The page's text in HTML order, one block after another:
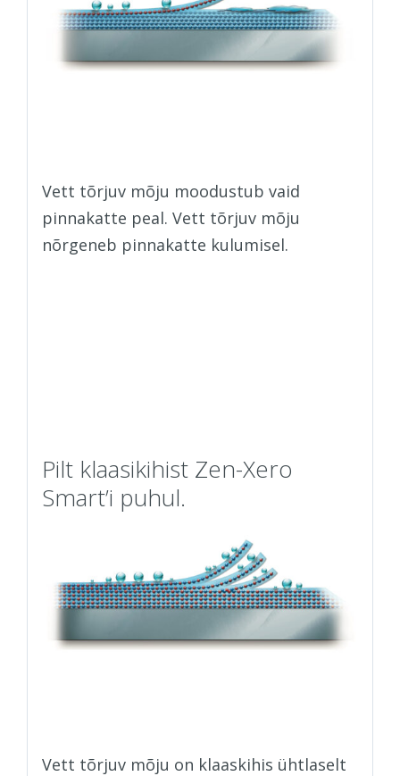
Vett tõrjuv mõju moodustub vaid
pinnakatte peal. Vett tõrjuv mõju
nõrgeneb pinnakatte kulumisel.
Pilt klaasikihist Zen-Xero
Smart’i puhul.
Vett tõrjuv mõju on klaaskihis ühtlaselt